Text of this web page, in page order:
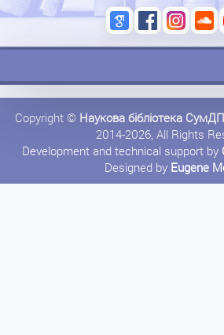
Copyright © Наукова бібліотека
2014-2026, All Rights
Development and technical support by
Designed by Eugene